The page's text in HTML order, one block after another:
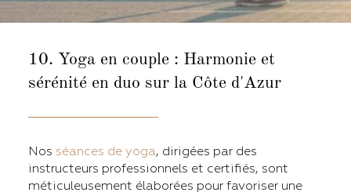
10. Yoga en couple : Harmonie et
sérénité en duo sur la Côte d'Azur
Nos séances de yoga, dirigées par des
instructeurs professionnels et certifiés, sont
méticuleusement élaborées pour favoriser une